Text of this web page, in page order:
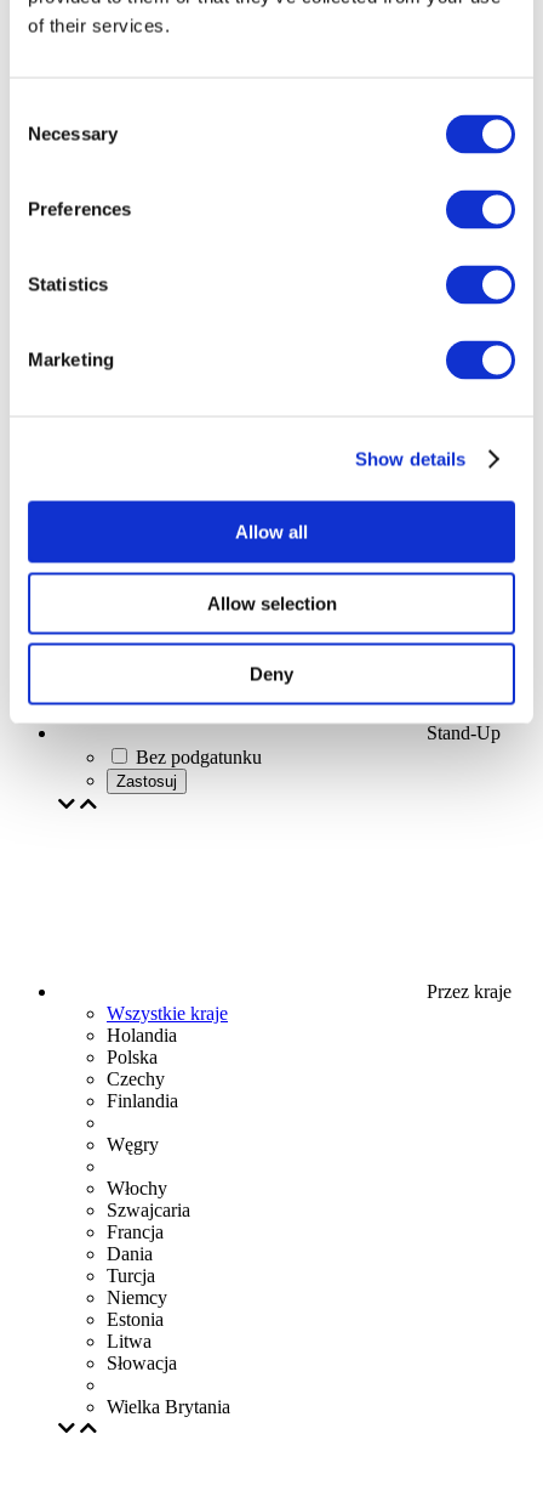
of their services.
Selection
Necessary
Preferences
Statistics
Marketing
Show details
Allow all
Allow selection
Deny
Wydarzenia
Koncerty
Scena
Stand-Up
Bez podgatunku
Zastosuj
Przez kraje
Wszystkie kraje
Holandia
Polska
Czechy
Finlandia
Węgry
Włochy
Szwajcaria
Francja
Dania
Turcja
Niemcy
Estonia
Litwa
Słowacja
Wielka Brytania